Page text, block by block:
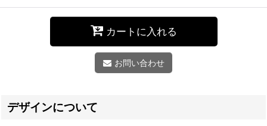
カートに入れる
お問い合わせ
デザインについて